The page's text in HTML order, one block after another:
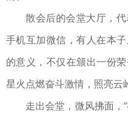
散会后的会堂大厅，
手机互加微信，有人在本
的意义，不仅在颁出一份
星火点燃奋斗激情，照亮云
走出会堂，微风拂面，